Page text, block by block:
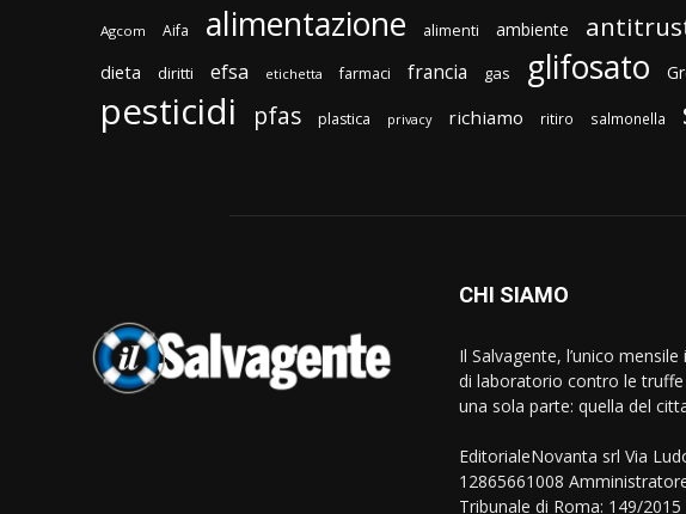
Agcom Aifa alimentazione alimenti ambiente
dieta diritti efsa etichetta farmaci francia gas glifosato
pesticidi pfas plastica privacy richiamo ritiro salmonella
CHI SIAMO
Il Salvagente, l’unico
di laboratorio contro le
una sola parte: quella del
EditorialeNovanta srl Via
12865661008
Tribunale di Roma: 149/